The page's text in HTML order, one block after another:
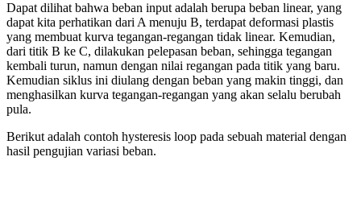
Dapat dilihat bahwa beban input adalah berupa beban linear, yang
dapat kita perhatikan dari A menuju B, terdapat deformasi plastis
yang membuat kurva tegangan-regangan tidak linear. Kemudian,
dari titik B ke C, dilakukan pelepasan beban, sehingga tegangan
kembali turun, namun dengan nilai regangan pada titik yang baru.
Kemudian siklus ini diulang dengan beban yang makin tinggi, dan
menghasilkan kurva tegangan-regangan yang akan selalu berubah
pula.
Berikut adalah contoh hysteresis loop pada sebuah material dengan
hasil pengujian variasi beban.